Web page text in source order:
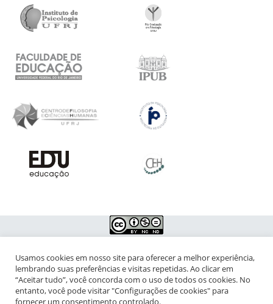
NIPIAC – Núcleo Interdisciplinar de Pesquisa para a Infância e
Adolescência Contemporâneas
Universidade Federal do Rio de Janeiro - Campus da Praia Vermelha
Usamos cookies em nosso site para oferecer a melhor experiência,
lembrando suas preferências e visitas repetidas. Ao clicar em
“Aceitar tudo”, você concorda com o uso de todos os cookies. No
entanto, você pode visitar "Configurações de cookies" para
fornecer um consentimento controlado.